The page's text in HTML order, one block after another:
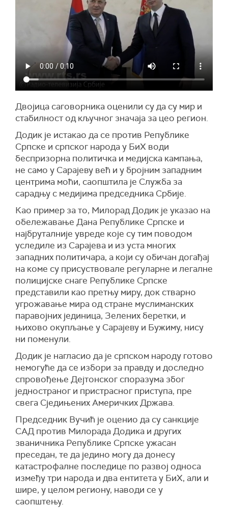
Двојица саговорника оценили су да су мир и
стабилност од кључног значаја за цео регион.
Додик је истакао да се против Републике
Српске и српског народа у БиХ води
беспризорна политичка и медијска кампања,
не само у Сарајеву већ и у бројним западним
центрима моћи, саопштила је Служба за
сарадњу с медијима председника Србије.
Као пример за то, Милорад Додик је указао на
обележавање Дана Републике Српске и
најбруталније увреде које су тим поводом
уследиле из Сарајева и из уста многих
западних политичара, а који су обичан догађај
на коме су присуствовале регуларне и легалне
полицијске снаге Републике Српске
представили као претњу миру, док стварно
угрожавање мира од стране муслиманских
паравојних јединица, Зелених беретки, и
њихово окупљање у Сарајеву и Бужиму, нису
ни поменули.
Додик је нагласио да је српском народу готово
немогуће да се избори за правду и доследно
спровођење Дејтонског споразума због
једностраног и пристрасног приступа, пре
свега Сједињених Америчких Држава.
Председник Вучић је оценио да су санкције
САД против Милорада Додика и других
званичника Републике Српске ужасан
преседан, те да једино могу да донесу
катастрофалне последице по развој односа
између три народа и два ентитета у БиХ, али и
шире, у целом региону, наводи се у
саопштењу.